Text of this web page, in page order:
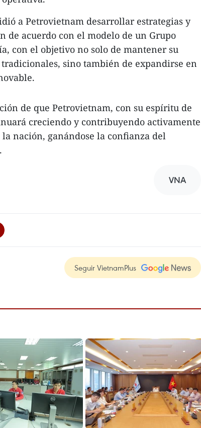
a Petrovietnam desarrollar estrategias y
de acuerdo con el modelo de un Grupo
con el objetivo no solo de mantener su
sino también de expandirse en
de que Petrovietnam, con su espíritu de
creciendo y contribuyendo activamente
nación, ganándose la confianza del
VNA
Seguir VietnamPlus